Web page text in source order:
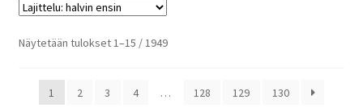
Näytetään tulokset 1–15 / 1949Halvin
1 2 3 4 … 128 129 130